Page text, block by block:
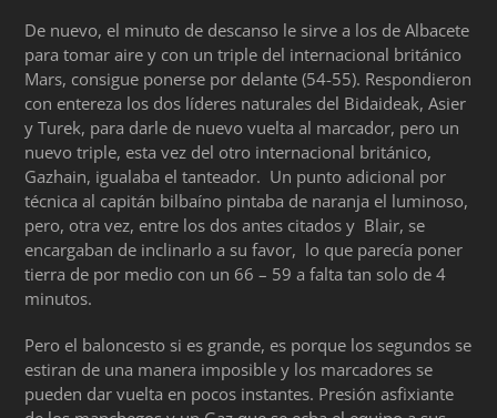
De nuevo, el minuto de descanso le sirve a los de Albacete
para tomar aire y con un triple del internacional británico
Mars, consigue ponerse por delante (54-55). Respondieron
con entereza los dos líderes naturales del Bidaideak, Asier
y Turek, para darle de nuevo vuelta al marcador, pero un
nuevo triple, esta vez del otro internacional británico,
Gazhain, igualaba el tanteador. Un punto adicional por
técnica al capitán bilbaíno pintaba de naranja el luminoso,
pero, otra vez, entre los dos antes citados y Blair, se
encargaban de inclinarlo a su favor, lo que parecía poner
tierra de por medio con un 66 – 59 a falta tan solo de 4
minutos.
Pero el baloncesto si es grande, es porque los segundos se
estiran de una manera imposible y los marcadores se
pueden dar vuelta en pocos instantes. Presión asfixiante